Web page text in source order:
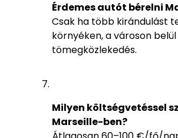
Érdemes autót bérelni
Csak ha több kirándulást
környéken, a városon
tömegközlekedés.
Milyen költségvetéssel
Marseille-ben?